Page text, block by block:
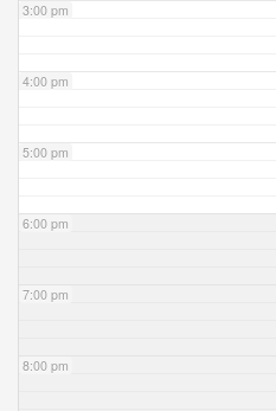
3:00 pm
4:00 pm
5:00 pm
6:00 pm
7:00 pm
8:00 pm